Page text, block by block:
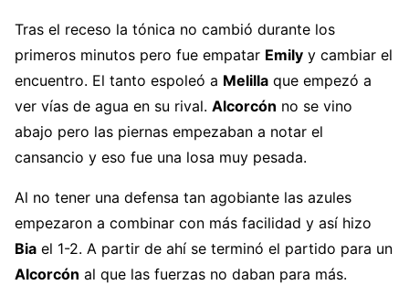
Tras el receso la tónica no cambió durante los
primeros minutos pero fue empatar Emily y cambiar el
encuentro. El tanto espoleó a Melilla que empezó a
ver vías de agua en su rival. Alcorcón no se vino
abajo pero las piernas empezaban a notar el
cansancio y eso fue una losa muy pesada.
Al no tener una defensa tan agobiante las azules
empezaron a combinar con más facilidad y así hizo
Bia el 1-2. A partir de ahí se terminó el partido para un
Alcorcón al que las fuerzas no daban para más.